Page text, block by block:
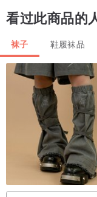
∟袜长：17cm
80%棉 + 20%弹性纤维
∠宇宙射线
∟袜长：20cm
∟脚底：22～24cm
看过此商品的
袜子 鞋履袜品